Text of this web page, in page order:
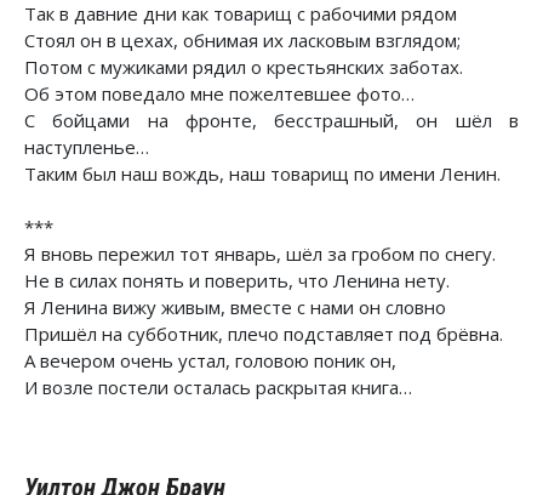
Так в давние дни как товарищ с рабочими рядом
Стоял он в цехах, обнимая их ласковым взглядом;
Потом с мужиками рядил о крестьянских заботах.
Об этом поведало мне пожелтевшее фото…
С бойцами на фронте, бесстрашный, он шёл в
наступленье…
Таким был наш вождь, наш товарищ по имени Ленин.
***
Я вновь пережил тот январь, шёл за гробом по снегу.
Не в силах понять и поверить, что Ленина нету.
Я Ленина вижу живым, вместе с нами он словно
Пришёл на субботник, плечо подставляет под брёвна.
А вечером очень устал, головою поник он,
И возле постели осталась раскрытая книга…
Уилтон Джон Браун